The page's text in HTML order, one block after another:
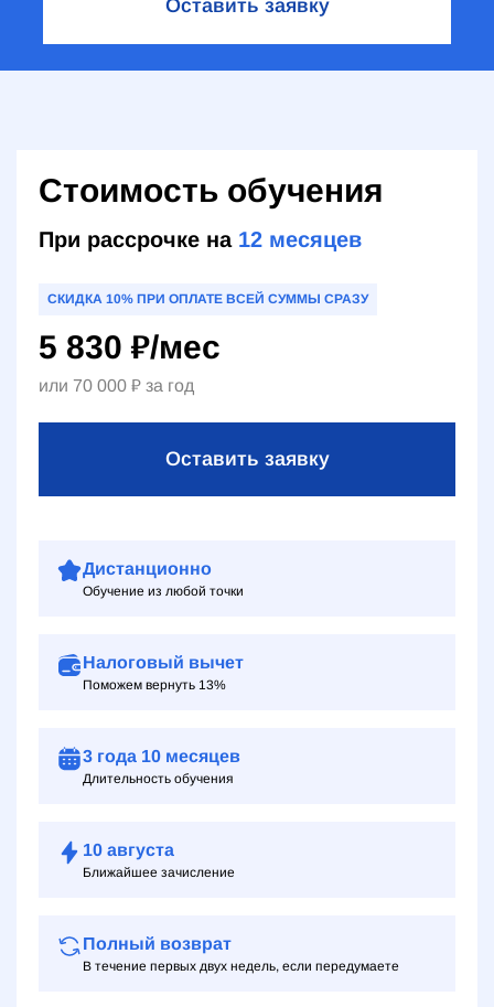
Оставить заявку
Стоимость обучения
При рассрочке на 12 месяцев
СКИДКА 10% ПРИ ОПЛАТЕ ВСЕЙ СУММЫ СРАЗУ
5 830 ₽/мес
или 70 000 ₽ за год
Оставить заявку
Дистанционно
Обучение из любой точки
Налоговый вычет
Поможем вернуть 13%
3 года 10 месяцев
Длительность обучения
10 августа
Ближайшее зачисление
Полный возврат
В течение первых двух недель, если передумаете